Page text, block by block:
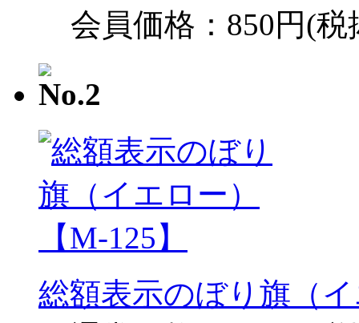
会員価格：850円(税
総額表示のぼり旗（